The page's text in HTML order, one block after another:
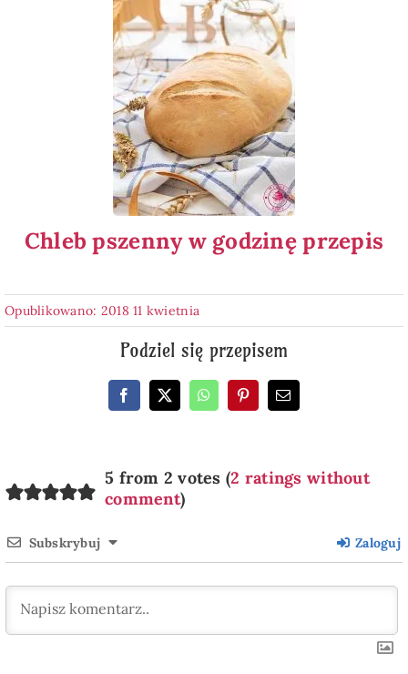
Chleb pszenny w godzinę przepis
Opublikowano: 2018 11 kwietnia
Podziel się przepisem
5 from 2 votes (2 ratings without
comment)
Subskrybuj Zaloguj